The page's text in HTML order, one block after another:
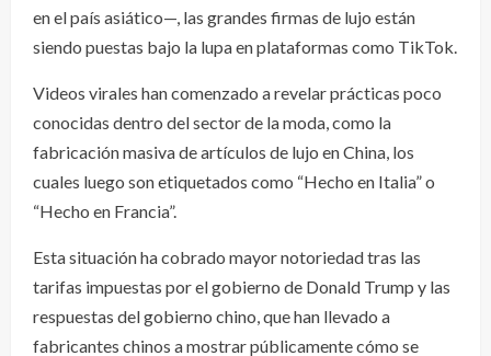
en el país asiático—, las grandes firmas de lujo están
siendo puestas bajo la lupa en plataformas como TikTok.
Videos virales han comenzado a revelar prácticas poco
conocidas dentro del sector de la moda, como la
fabricación masiva de artículos de lujo en China, los
cuales luego son etiquetados como “Hecho en Italia” o
“Hecho en Francia”.
Esta situación ha cobrado mayor notoriedad tras las
tarifas impuestas por el gobierno de Donald Trump y las
respuestas del gobierno chino, que han llevado a
fabricantes chinos a mostrar públicamente cómo se